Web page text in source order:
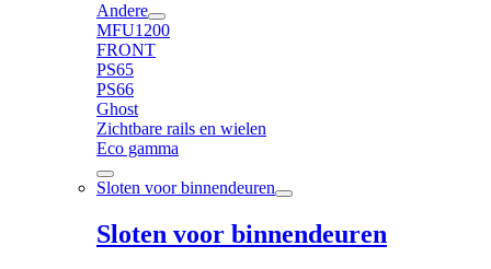
Andere
MFU1200
FRONT
PS65
PS66
Ghost
Zichtbare rails en wielen
Eco gamma
Sloten voor binnendeuren
Sloten voor binnendeuren